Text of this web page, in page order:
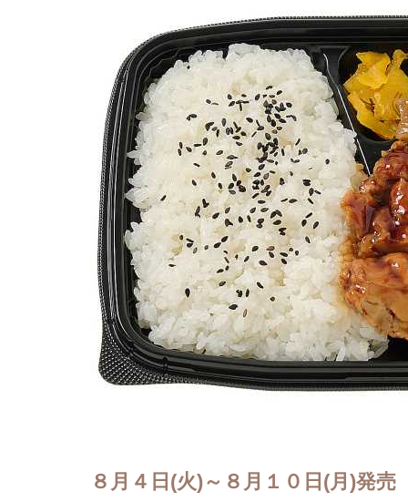
８月４日(火)～８月１０日(月)発売